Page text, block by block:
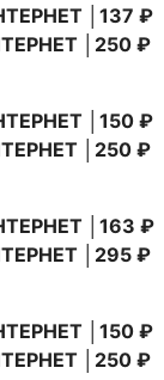
│137 ₽
│250 ₽
│150 ₽
│250 ₽
│163 ₽
│295 ₽
│150 ₽
│250 ₽